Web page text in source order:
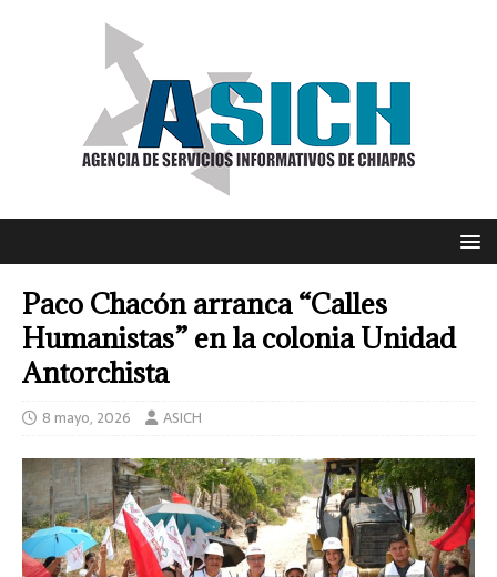
Paco Chacón arranca “Calles
Humanistas” en la colonia Unidad
Antorchista
8 mayo, 2026 ASICH